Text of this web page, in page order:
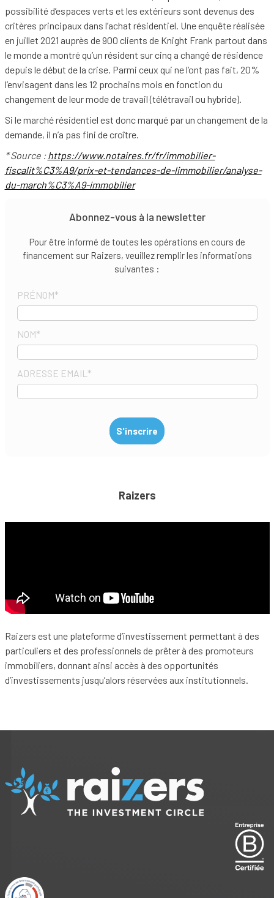
possibilité d’espaces verts et les extérieurs sont devenus des
critères principaux dans l’achat résidentiel. Une enquête réalisée
en juillet 2021 auprès de 900 clients de Knight Frank partout dans
le monde a montré qu’un résident sur cinq a changé de résidence
depuis le début de la crise. Parmi ceux qui ne l’ont pas fait, 20%
l’envisagent dans les 12 prochains mois en fonction du
changement de leur mode de travail (télétravail ou hybride).
Si le marché résidentiel est donc marqué par un changement de la
demande, il n’a pas fini de croître.
* Source :https://www.notaires.fr/fr/immobilier-
fiscalit%C3%A9/prix-et-tendances-de-limmobilier/analyse-
du-march%C3%A9-immobilier
Abonnez-vous à la newsletter
Pour être informé de toutes les opérations en cours de
financement sur Raizers, veuillez remplir les informations
suivantes :
PRÉNOM*
NOM*
ADRESSE EMAIL *
Raizers
Raizers est une plateforme d’investissement permettant à des
particuliers et des professionnels de prêter à des promoteurs
immobiliers, donnant ainsi accès à des opportunités
d’investissements jusqu’alors réservées aux institutionnels.